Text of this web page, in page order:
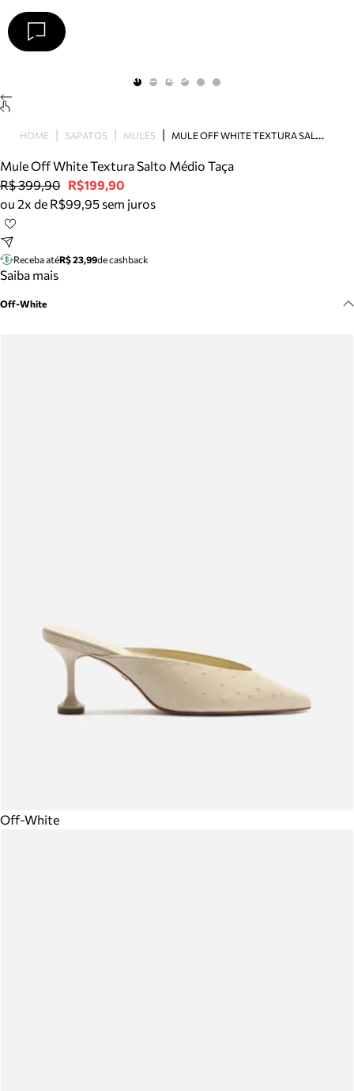
Papete
Scarpin
Mocassim
Bolsa
Tênis
Mule
Precisa de ajuda?
Arezzo
HOME SAPATOS MULES M
ULE OFF WHITE TEXTURA SALTO MÉDIO TAÇA
Mule Off White Textura Salto Médio Taça
R$ 399,90 R$199,90
ou 2x de R$99,95 sem juros
Receba atéR$ 23,99de cashback
Saiba mais
Off-White
Off-White